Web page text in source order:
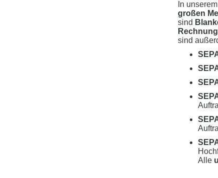
In
großen
sind
sind
Alle